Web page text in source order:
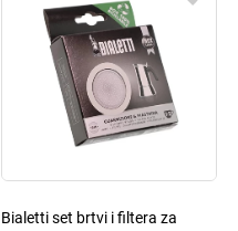
Bialetti set brtvi i filtera za